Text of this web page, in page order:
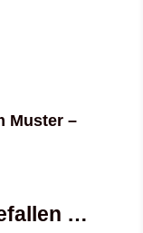
Muster –
…